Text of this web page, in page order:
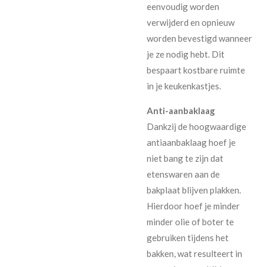
eenvoudig worden
verwijderd en opnieuw
worden bevestigd wanneer
je ze nodig hebt. Dit
bespaart kostbare ruimte
in je keukenkastjes.
Anti-aanbaklaag
Dankzij de hoogwaardige
antiaanbaklaag hoef je
niet bang te zijn dat
etenswaren aan de
bakplaat blijven plakken.
Hierdoor hoef je minder
minder olie of boter te
gebruiken tijdens het
bakken, wat resulteert in